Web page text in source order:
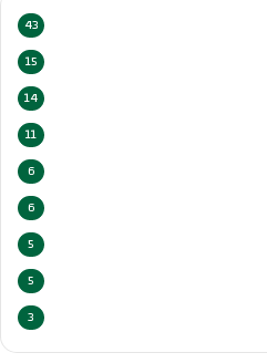
43
15
14
11
6
6
5
5
3